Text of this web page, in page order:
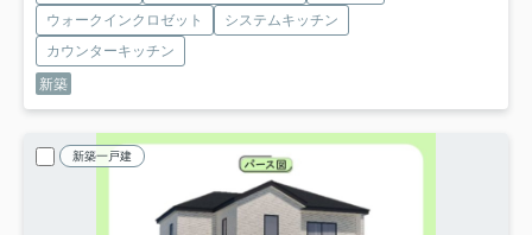
ウォークインクロゼット
システムキッチン
カウンターキッチン
新築
新築一戸建